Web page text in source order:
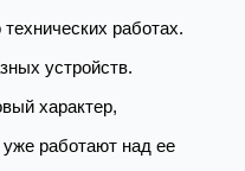
работах.
устройств.
характер,
работают над ее